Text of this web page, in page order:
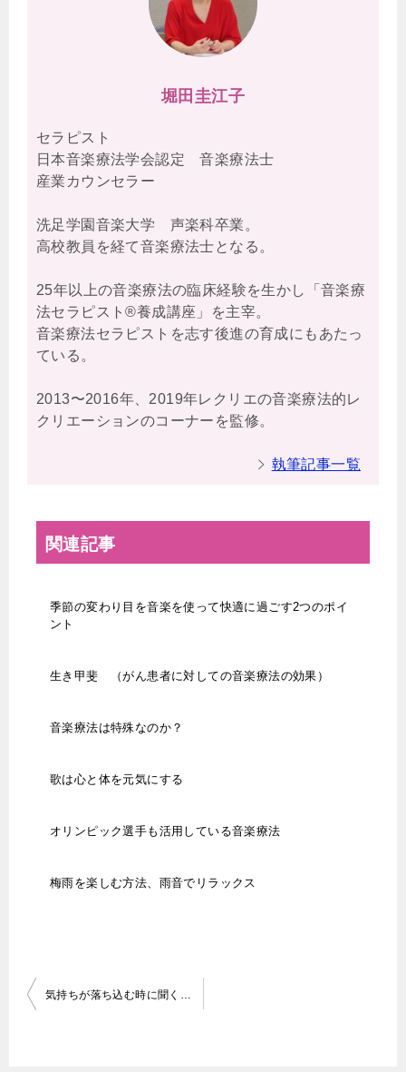
堀田圭江子
セラピスト
日本音楽療法学会認定 音楽療法士
産業カウンセラー
洗足学園音楽大学 声楽科卒業。
高校教員を経て音楽療法士となる。
25年以上の音楽療法の臨床経験を生かし「音楽療
法セラピスト®養成講座」を主宰。
音楽療法セラピストを志す後進の育成にもあたっ
ている。
2013〜2016年、2019年レクリエの音楽療法的レ
クリエーションのコーナーを監修。
執筆記事一覧
関連記事
季節の変わり目を音楽を使って快適に過ごす2つのポイ
ント
生き甲斐 （がん患者に対しての音楽療法の効果）
音楽療法は特殊なのか？
歌は心と体を元気にする
オリンピック選手も活用している音楽療法
梅雨を楽しむ方法、雨音でリラックス
投
気持ちが落ち込む時に聞く音楽の選択方法を紹介